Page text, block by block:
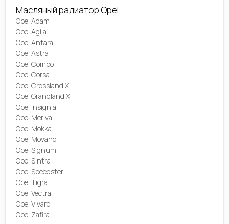
Масляный радиатор Opel
Opel Adam
Opel Agila
Opel Antara
Opel Astra
Opel Combo
Opel Corsa
Opel Crossland X
Opel Grandland X
Opel Insignia
Opel Meriva
Opel Mokka
Opel Movano
Opel Signum
Opel Sintra
Opel Speedster
Opel Tigra
Opel Vectra
Opel Vivaro
Opel Zafira